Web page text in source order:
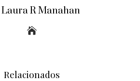
R Manahan
Relacionados